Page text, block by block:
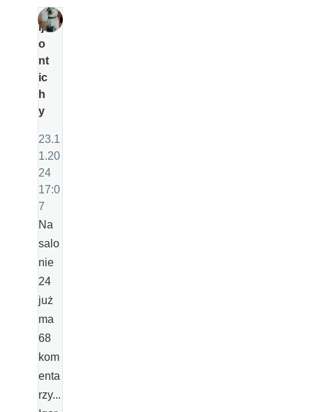
Ij
o
nt
ic
h
y
23.1
1.20
24
17:0
7
Na
salo
nie
24
już
ma
68
kom
enta
rzy...